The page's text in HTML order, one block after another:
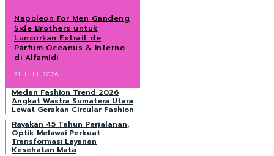
Napoleon For Men Gandeng
Side Brothers untuk
Luncurkan Extrait de
Parfum Oceanus & Inferno
di Alfamidi
31 JULI 2026
Medan Fashion Trend 2026
Angkat Wastra Sumatera Utara
Lewat Gerakan Circular Fashion
Rayakan 45 Tahun Perjalanan,
Optik Melawai Perkuat
Transformasi Layanan
Kesehatan Mata